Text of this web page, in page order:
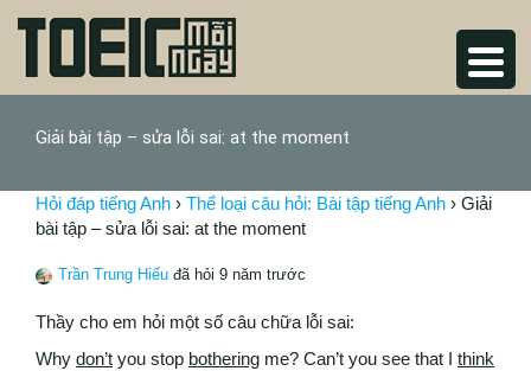
Giải bài tập – sửa lỗi sai: at the moment
Hỏi đáp tiếng Anh › Thể loại câu hỏi: Bài tập tiếng Anh › Giải
bài tập – sửa lỗi sai: at the moment
Trần Trung Hiếu đã hỏi 9 năm trước
Thầy cho em hỏi một số câu chữa lỗi sai:
Why don’t you stop bothering me? Can’t you see that I think